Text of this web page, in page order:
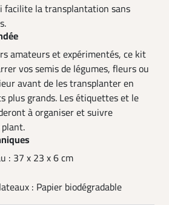
facilite la transplantation sans
amateurs et expérimentés, ce kit
vos semis de légumes, fleurs ou
avant de les transplanter en
plus grands. Les étiquettes et le
à organiser et suivre
: 37 x 23 x 6 cm
: Papier biodégradable